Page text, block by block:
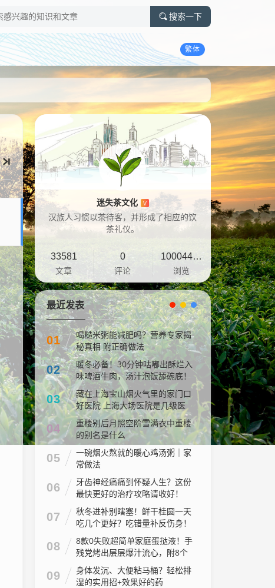
搜索一下
繁体
迷失茶文化 V
汉族人习惯以茶待客，并形成了相应的饮
茶礼仪。
33581
文章
0
评论
10004401
浏览
最近发表
01
喝糙米粥能减肥吗？营养专家揭
秘真相 附正确做法
02
暖冬必备！30分钟咕嘟出酥烂入
味啤酒牛肉，汤汁泡饭舔碗底！
03
藏在上海宝山烟火气里的家门口
好医院 上海大场医院是几级医
院
04
重楼别后月照空阶雪满衣中重楼
的别名是什么
05
一碗烟火熬就的暖心鸡汤粥｜家
常做法
06
牙齿神经痛痛到怀疑人生？这份
最快更好的治疗攻略请收好！
07
秋冬进补别瞎塞！鲜干桂圆一天
吃几个更好？吃错量补反伤身！
08
8款0失败超简单家庭蛋挞液！手
残党烤出层层爆汁流心，附8个
家庭做法视频
09
身体发沉、大便粘马桶？轻松排
湿的实用招+效果好的药